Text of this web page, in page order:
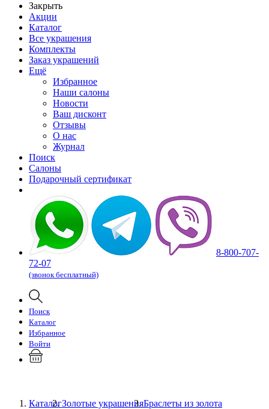
Закрыть
Акции
Каталог
Все украшения
Комплекты
Заказ украшений
Ещё
Избранное
Наши салоны
Новости
Ваш дисконт
Отзывы
О нас
Журнал
Поиск
Салоны
Подарочный сертификат
8-800-707-
72-07
(звонок бесплатный)
Поиск
Каталог
Избранное
Войти
КаталогЗолотые украшенияБраслеты из золота